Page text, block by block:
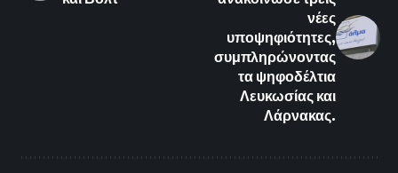
νέες
υποψηφιότητες,
συμπληρώνοντας
τα ψηφοδέλτια
Λευκωσίας και
Λάρνακας.